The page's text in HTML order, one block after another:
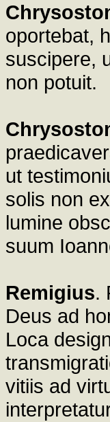
oportebat,
suscipere,
non potuit.
ut
solis non
lumine
suum
Remigius.
Deus ad
Loca
vitiis ad